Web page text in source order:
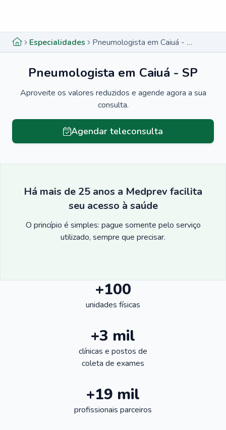
Especialidades Pneumologista em Caiuá - SP
Pneumologista em Caiuá - SP
Aproveite os valores reduzidos e agende agora a sua
consulta.
Agendar teleconsulta
Há mais de 25 anos a Medprev facilita
seu acesso à saúde
O princípio é simples: pague somente pelo serviço
utilizado, sempre que precisar.
+100
unidades físicas
+3 mil
clínicas e postos de
coleta de exames
+19 mil
profissionais parceiros